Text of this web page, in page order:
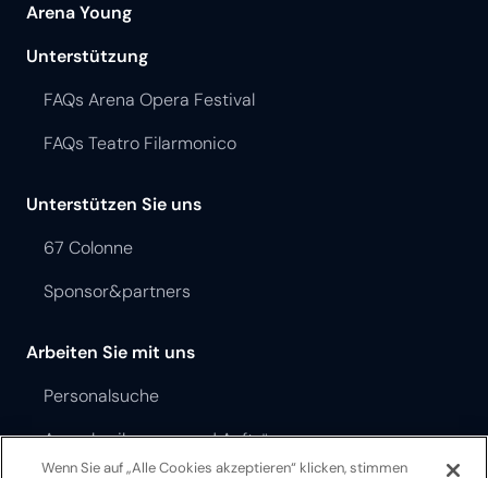
Arena Young
Unterstützung
FAQs Arena Opera Festival
FAQs Teatro Filarmonico
Unterstützen Sie uns
67 Colonne
Sponsor&partners
Arbeiten Sie mit uns
Personalsuche
Ausschreibungen und Aufträge
Wenn Sie auf „Alle Cookies akzeptieren“ klicken, stimmen